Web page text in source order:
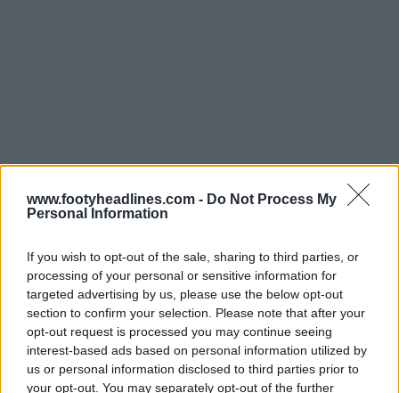
www.footyheadlines.com - Do Not Process My
Personal Information
If you wish to opt-out of the sale, sharing to third parties, or
processing of your personal or sensitive information for
targeted advertising by us, please use the below opt-out
section to confirm your selection. Please note that after your
opt-out request is processed you may continue seeing
interest-based ads based on personal information utilized by
us or personal information disclosed to third parties prior to
your opt-out. You may separately opt-out of the further